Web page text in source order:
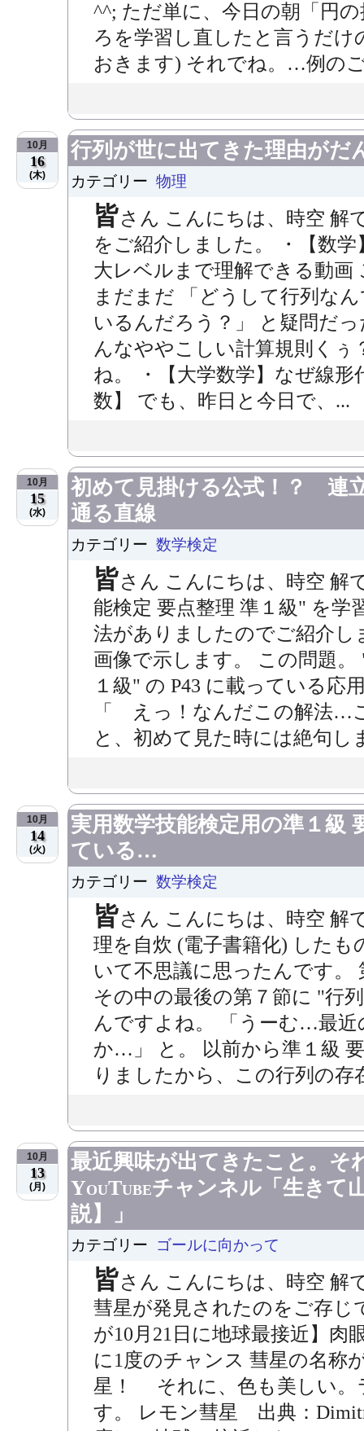
^^; ただ単に、今日の朝「円
ろを学習し直したと言うだ
おきます) それでね。…例の
10月
16
(木)
行列が世に出てきた理由がだ
カテゴリー 物理
皆さん こんにちは、時空 解
をご紹介しました。 ・【数
大レベルまで理解できる動画
まだまだ 「どうして行列な
いるんだろう？」 と疑問だ
んなややこしい計算規則く
ね。 ・【大学数学】なぜ線
数】 でも、昨日と今日で、...
10月
15
(水)
初めて見掛ける公式！？ 連
通る直線
カテゴリー 数学検定
皆さん こんにちは、時空 解
能検定 要点整理 準１級" を
法がありましたのでご紹介し
画像で示します。 この問題
１級" の P43 に載っている応
「 えっ！なんだこの解法…
と、初めて見た時には絶句し
10月
14
(火)
実用数学技能検定用の準１級
ている…
カテゴリー 数学検定
皆さん こんにちは、時空 解
理を自炊 (電子書籍化) した
いて不思議に思ったんです。
その中の最後の第７節に "行
んですよね。 「うーむ…最
か…」 と。 以前から準１級
りましたから、この行列の存
10月
13
(月)
最近興味が出てきたこと。そ
YouTubeチャンネル「生きて
説】」
カテゴリー ゴールに向かって
皆さん こんにちは、時空 解
彗星が発見されたのをご存じ
が10月21日に地球最接近】肉
に1度のチャンス 彗星の名称
星！ それに、色も美しい。
す。 レモン彗星 出典：